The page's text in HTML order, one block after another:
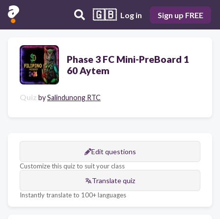
🇬🇧 Log in Sign up FREE
Phase 3 FC Mini-PreBoard 1
60 Aytem
Quiz bySalindunong RTC
Edit questions
Customize this quiz to suit your class
Translate quiz
Instantly translate to 100+ languages